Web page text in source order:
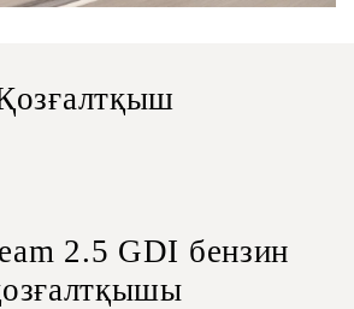
2.5 GDI бензин